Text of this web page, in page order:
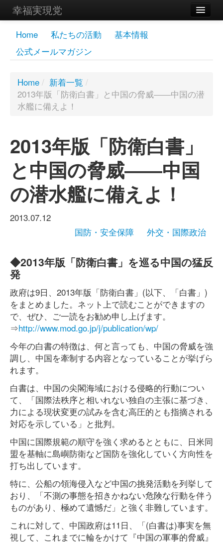
幸福実現党
メンバーズページ
党員
お問い合わせ
Home 私たちの活動
基本情報
公式メールマガジン
Home / 新着一覧 /
2013年版「防衛白書」と中国の脅威――中国の潜
水艦に備えよ！
2013年版「防衛白書」
と中国の脅威――中国
の潜水艦に備えよ！
2013.07.12
国防・安全保障
外交・国際政治
◆2013年版「防衛白書」を巡る中国の猛反
発
政府は9日、2013年版「防衛白書」(以下、「白書」)
をまとめました。ネット上で読むことができますの
で、ぜひ、ご一読をお勧め申し上げます。
⇒http://www.mod.go.jp/j/publication/wp/
今年の白書の特徴は、何と言っても、中国の脅威を強
調し、中国を牽制する内容となっていることが挙げら
れます。
白書は、中国の尖閣海域における侵略的行動につい
て、「国際法秩序と相いれない独自の主張に基づき、
力による現状変更の試みを含む高圧的とも指摘される
対応を示している」と批判。
中国に国際規範の順守を強く求めるとともに、日米同
盟を基軸に島嶼防衛など国防を強化していく方向性を
打ち出しています。
特に、公船の領海侵入など中国の挑発活動を列挙して
おり、「不測の事態を招きかねない危険な行動を伴う
ものがあり、極めて遺憾だ」と強く非難しています。
これに対して、中国政府は11日、「(白書は)事実を無
視して、これまでに輪をかけて『中国の軍事的脅威』